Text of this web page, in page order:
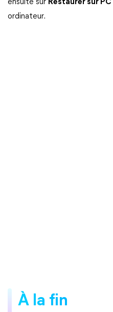
ensuite sur Restaurer sur PC
ordinateur.
À la fin